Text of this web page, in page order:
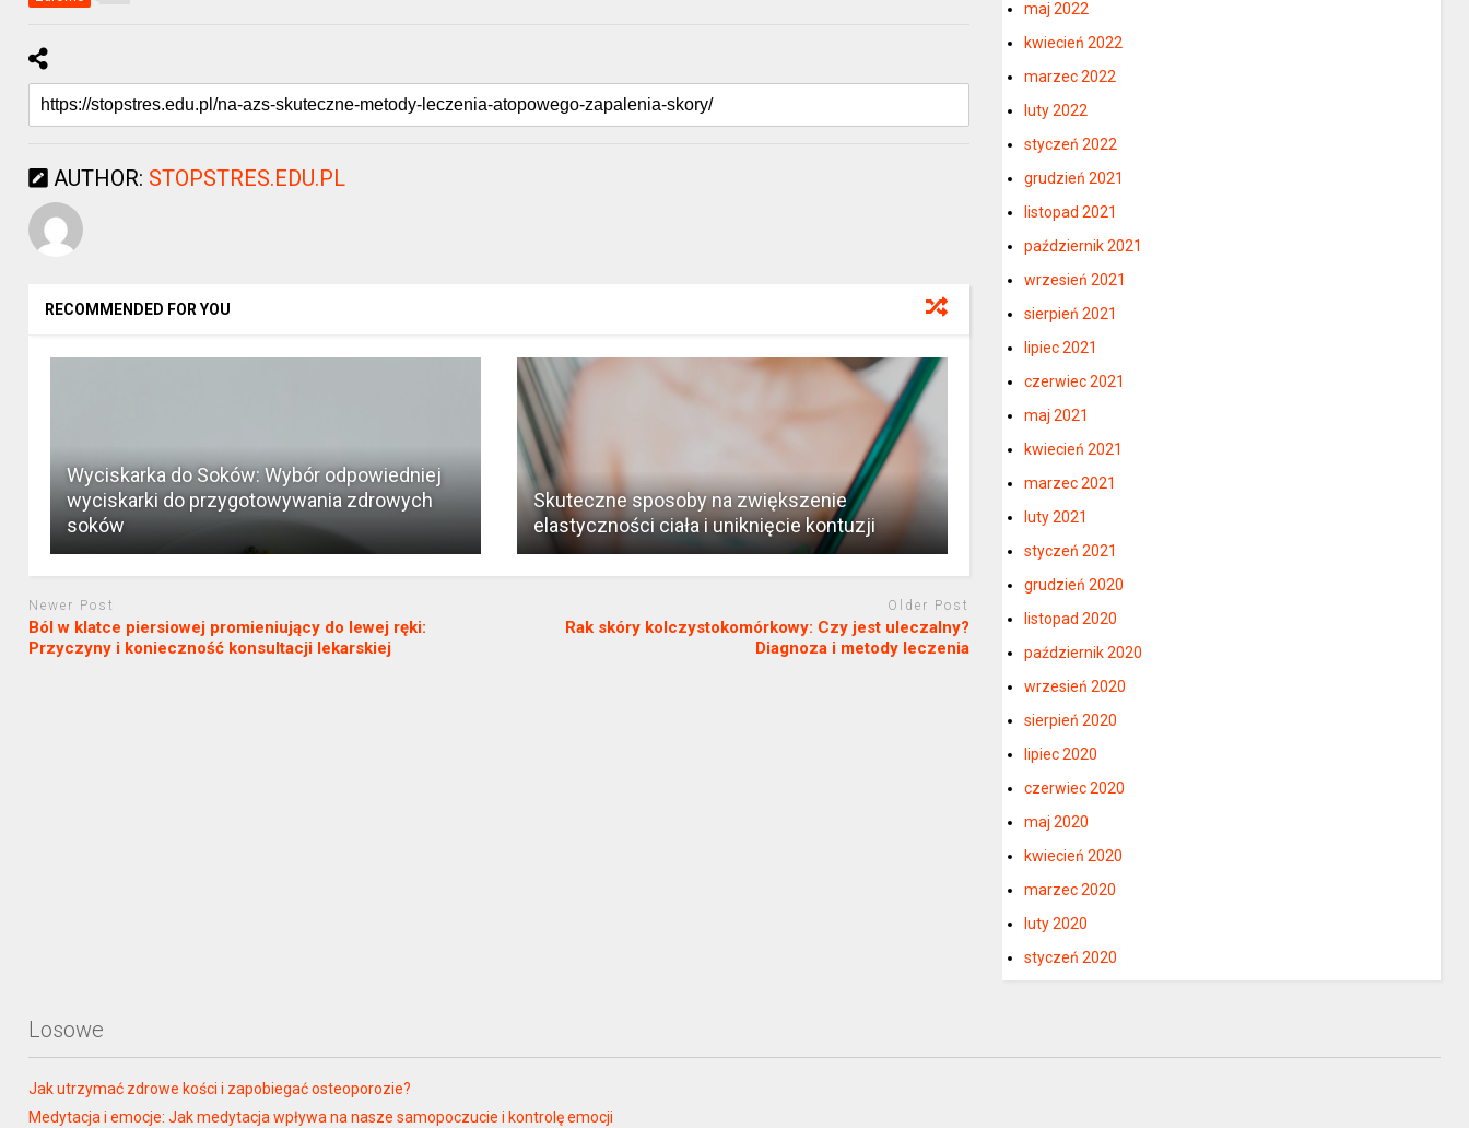
AUTHOR: STOPSTRES.EDU.PL
RECOMMENDED FOR YOU
Wyciskarka do Soków: Wybór odpowiedniej
wyciskarki do przygotowywania zdrowych
soków
Skuteczne sposoby na zwiększenie
elastyczności ciała i uniknięcie kontuzji
Newer Post
Ból w klatce piersiowej promieniujący do lewej ręki:
Przyczyny i konieczność konsultacji lekarskiej
Older Post
Rak skóry kolczystokomórkowy: Czy jest uleczalny?
Diagnoza i metody leczenia
maj 2022
kwiecień 2022
marzec 2022
luty 2022
styczeń 2022
grudzień 2021
listopad 2021
październik 2021
wrzesień 2021
sierpień 2021
lipiec 2021
czerwiec 2021
maj 2021
kwiecień 2021
marzec 2021
luty 2021
styczeń 2021
grudzień 2020
listopad 2020
październik 2020
wrzesień 2020
sierpień 2020
lipiec 2020
czerwiec 2020
maj 2020
kwiecień 2020
marzec 2020
luty 2020
styczeń 2020
Losowe
Jak utrzymać zdrowe kości i zapobiegać osteoporozie?
Medytacja i emocje: Jak medytacja wpływa na nasze samopoczucie i kontrolę emocji